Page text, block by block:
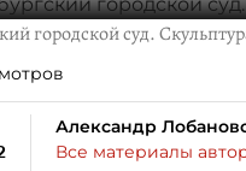
городской суд.
Александр
Все материалы